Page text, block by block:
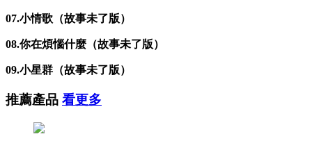
07.小情歌（故事未了版）
08.你在煩惱什麼（故事未了版）
09.小星群（故事未了版）
推薦產品 看更多